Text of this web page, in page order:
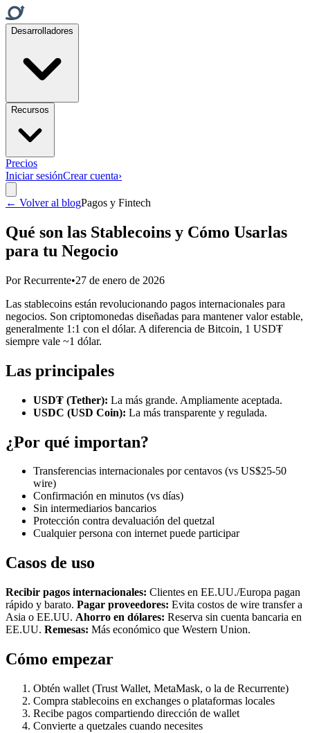
Desarrolladores
Recursos
Precios
Iniciar sesiónCrear cuenta›
← Volver al blogPagos y Fintech
Qué son las Stablecoins y Cómo Usarlas
para tu Negocio
PorRecurrente•27 de enero de 2026
Las stablecoins están revolucionando pagos internacionales para
negocios. Son criptomonedas diseñadas para mantener valor estable,
generalmente 1:1 con el dólar. A diferencia de Bitcoin, 1 USD₮
siempre vale ~1 dólar.
Las principales
USD₮ (Tether): La más grande. Ampliamente aceptada.
USDC (USD Coin): La más transparente y regulada.
¿Por qué importan?
Transferencias internacionales por centavos (vs US$25-50
wire)
Confirmación en minutos (vs días)
Sin intermediarios bancarios
Protección contra devaluación del quetzal
Cualquier persona con internet puede participar
Casos de uso
Recibir pagos internacionales: Clientes en EE.UU./Europa pagan
rápido y barato. Pagar proveedores: Evita costos de wire transfer a
Asia o EE.UU. Ahorro en dólares: Reserva sin cuenta bancaria en
EE.UU. Remesas: Más económico que Western Union.
Cómo empezar
Obtén wallet (Trust Wallet, MetaMask, o la de Recurrente)
Compra stablecoins en exchanges o plataformas locales
Recibe pagos compartiendo dirección de wallet
Convierte a quetzales cuando necesites